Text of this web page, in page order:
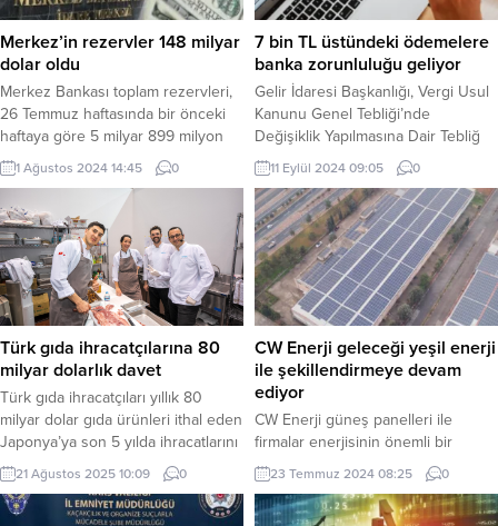
Merkez’in rezervler 148 milyar
dolar oldu
Merkez Bankası toplam rezervleri,
26 Temmuz haftasında bir önceki
haftaya göre 5 milyar 899 milyon
dolar azalışla 148 milyar 11 milyon
dolara düştü. ANKARA (İGFA) –
Merkez Bankası, haftalık para ve
banka istatistiklerini açıkladı. Buna
göre, 26 Temmuz itibarıyla Merkez
Bankası brüt döviz rezervleri 2
milyar 788 milyon dolar düşüşle...
1 Ağustos 2024 14:45 0
7 bin TL üstündeki ödemelere
banka zorunluluğu geliyor
Gelir İdaresi Başkanlığı, Vergi Usul
Kanunu Genel Tebliği’nde
Değişiklik Yapılmasına Dair Tebliğ
Taslağı kamuoyunun görüşüne açtı.
Taslak yayımlanırsa, 7 bin lirayı aşan
ödemelerin banka aracılığıyla
yapılması zorunlu hale gelecek.
ANKARA (İGFA) – İşletmelerin yanı
sıra tüketiciler için de 7 bin liranın
üzerindeki mal veya hizmet
alımlarına ait ödemelerin banka
11 Eylül 2024 09:05 0
Türk gıda ihracatçılarına 80
milyar dolarlık davet
Türk gıda ihracatçıları yıllık 80
milyar dolar gıda ürünleri ithal eden
Japonya’ya son 5 yılda ihracatlarını
yüzde 75’lik artışla 209 milyon
dolardan 367 milyon dolara
çıkardılar. Türk ihracatçıları
21 Ağustos 2025 10:09 0
CW Enerji geleceği yeşil enerji
ile şekillendirmeye devam
ediyor
CW Enerji güneş panelleri ile
firmalar enerjisinin önemli bir
kısmını güneşten karşılamaya
devam ediyor. CW Enerji panelleri
ile Şanlıurfa’da faaliyet gösteren bir
23 Temmuz 2024 08:25 0